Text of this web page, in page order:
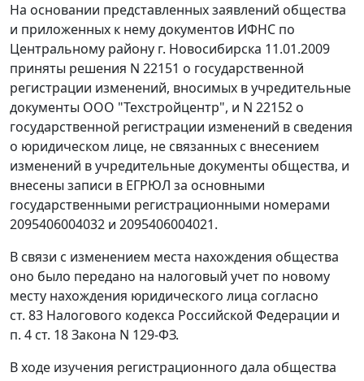
На основании представленных заявлений общества
и приложенных к нему документов ИФНС по
Центральному району г. Новосибирска 11.01.2009
приняты решения N 22151 о государственной
регистрации изменений, вносимых в учредительные
документы ООО "Техстройцентр", и N 22152 о
государственной регистрации изменений в сведения
о юридическом лице, не связанных с внесением
изменений в учредительные документы общества, и
внесены записи в ЕГРЮЛ за основными
государственными регистрационными номерами
2095406004032 и 2095406004021.
В связи с изменением места нахождения общества
оно было передано на налоговый учет по новому
месту нахождения юридического лица согласно
ст. 83 Налогового кодекса Российской Федерации и
п. 4 ст. 18Закона N 129-ФЗ.
В ходе изучения регистрационного дала общества